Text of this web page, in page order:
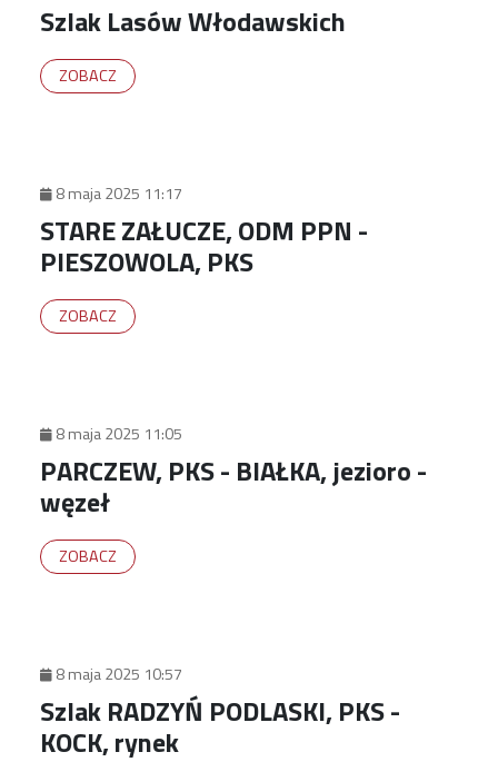
Szlak Lasów Włodawskich
ZOBACZ
8 maja 2025 11:17
STARE ZAŁUCZE, ODM PPN -
PIESZOWOLA, PKS
ZOBACZ
8 maja 2025 11:05
PARCZEW, PKS - BIAŁKA, jezioro -
węzeł
ZOBACZ
8 maja 2025 10:57
Szlak RADZYŃ PODLASKI, PKS -
KOCK, rynek